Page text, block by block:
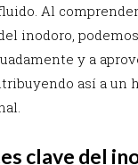
Al
inodoro,
y a
así a un
clave del